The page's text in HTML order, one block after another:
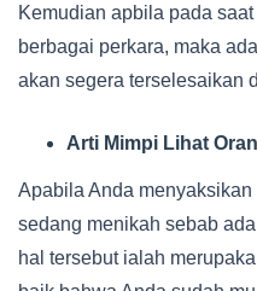
Kemudian apbila pada
berbagai perkara, maka
akan segera terselesaikan
Arti Mimpi Lihat
Apabila Anda
sedang menikah sebab
hal tersebut ialah